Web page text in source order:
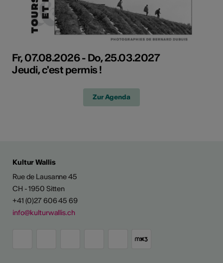
Fr, 07.08.2026 - Do, 25.03.2027
Jeudi, c'est permis !
Zur Agenda
Kultur Wallis
Rue de Lausanne 45
CH - 1950 Sitten
+41 (0)27 606 45 69
info@kulturwallis.ch